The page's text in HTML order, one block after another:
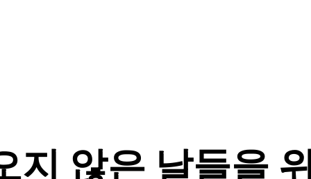
지 않은 날들을